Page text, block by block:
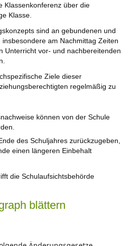
Klassenkonferenz über die
Klasse.
sind an gebundenen und
am Nachmittag Zeiten
Unterricht vor- und nachbereitenden
Ziele dieser
regelmäßig zu
können von der Schule
des Schuljahres zurückzugeben,
einen längeren Einbehalt
die Schulaufsichtsbehörde
blättern